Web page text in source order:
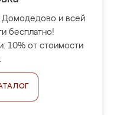
Домодедово и всей
бесплатно!
10% от стоимости